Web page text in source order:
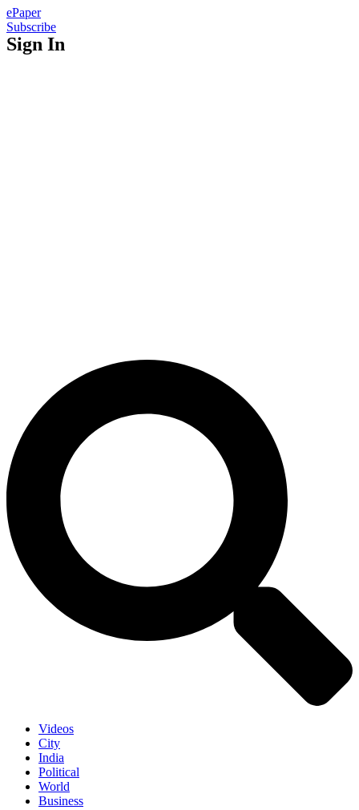
ePaper
Subscribe
Sign In
Videos
City
India
Political
World
Business